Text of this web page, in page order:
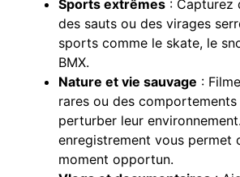
Sports extrêmes : Capturez
des sauts ou des virages
sports comme le skate, le
BMX.
Nature et vie sauvage :
rares ou des comportements
perturber leur
enregistrement vous permet
moment opportun.